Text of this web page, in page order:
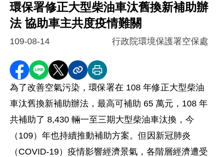
環保署修正大型柴油車汰舊換新補助辦
法 協助車主共度疫情難關
109-08-14 行政院環境保護署空保處
分享至 Facebook
分享到 LINE
分享到 X分享內容連結
列印本頁
為了改善空氣污染，環保署在 108 年修正大型柴油
車汰舊換新補助辦法，最高可補助 65 萬元，108 年
共補助了 8,430 輛一至三期大型柴油車汰換，今
（109）年也持續推動補助方案。但因新冠肺炎
（COVID-19）疫情影響經濟景氣，各階層經濟遭受